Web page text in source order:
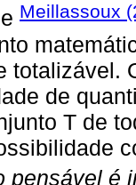
Meillassoux
totalizável.
de
T de
pensável é